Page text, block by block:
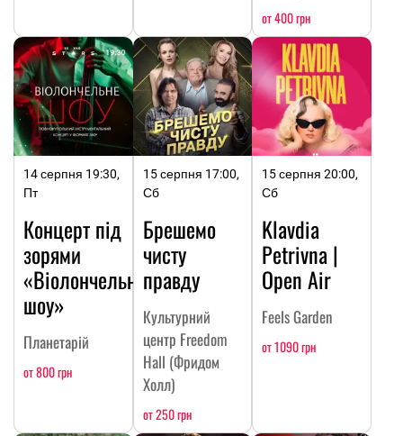
от 400 грн
14 серпня 19:30,
Пт
Концерт під
зорями
«Віолончельне
шоу»
Планетарій
от 800 грн
15 серпня 17:00,
Сб
Брешемо
чисту
правду
Культурний
центр Freedom
Hall (Фридом
Холл)
от 250 грн
15 серпня 20:00,
Сб
Klavdia
Petrivna |
Open Air
Feels Garden
от 1090 грн